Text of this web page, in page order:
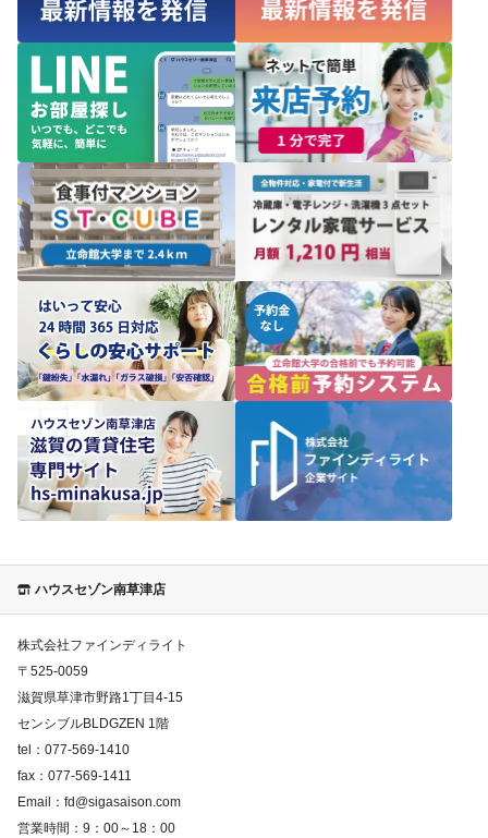
ハウスセゾン南草津店
株式会社ファインディライト
〒 525-0059
滋賀県草津市野路1丁目4-15
センシブルBLDGZEN 1階
tel： 077-569-1410
fax： 077-569-1411
Email： fd@sigasaison.com
営業時間： 9：00～18：00